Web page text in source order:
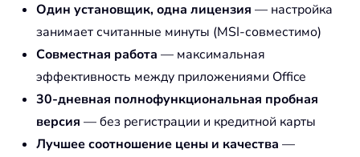
Один установщик, одна лицензия — настройка
занимает считанные минуты (MSI-совместимо)
Совместная работа — максимальная
эффективность между приложениями Office
30-дневная полнофункциональная пробная
версия — без регистрации и кредитной карты
Лучшее соотношение цены и качества —